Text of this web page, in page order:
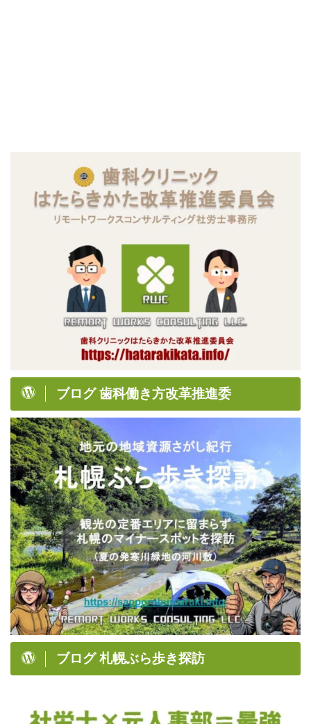
ブログ 歯科働き方改革推進委
ブログ 札幌ぶら歩き探訪